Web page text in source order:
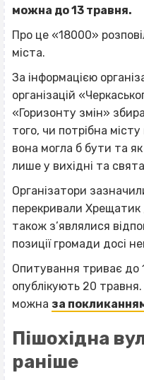
можна до 13 травня.
Про це «18000»
міста.
За інформацією
організацій
«Горизонту змін»
того, чи потрібна
вона могла б бути та
лише у вихідні та
Організатори
перекривали Хрещатик
також з’являлися
позиції громади досі
Опитування триває до
опублікують 20
можна за
Пішохідна
раніше